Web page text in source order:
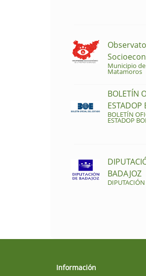
Municipio
Matamoros
BOLETÍN
ESTADOP
BOLETÍN
ESTADOP
BADAJOZ
Información